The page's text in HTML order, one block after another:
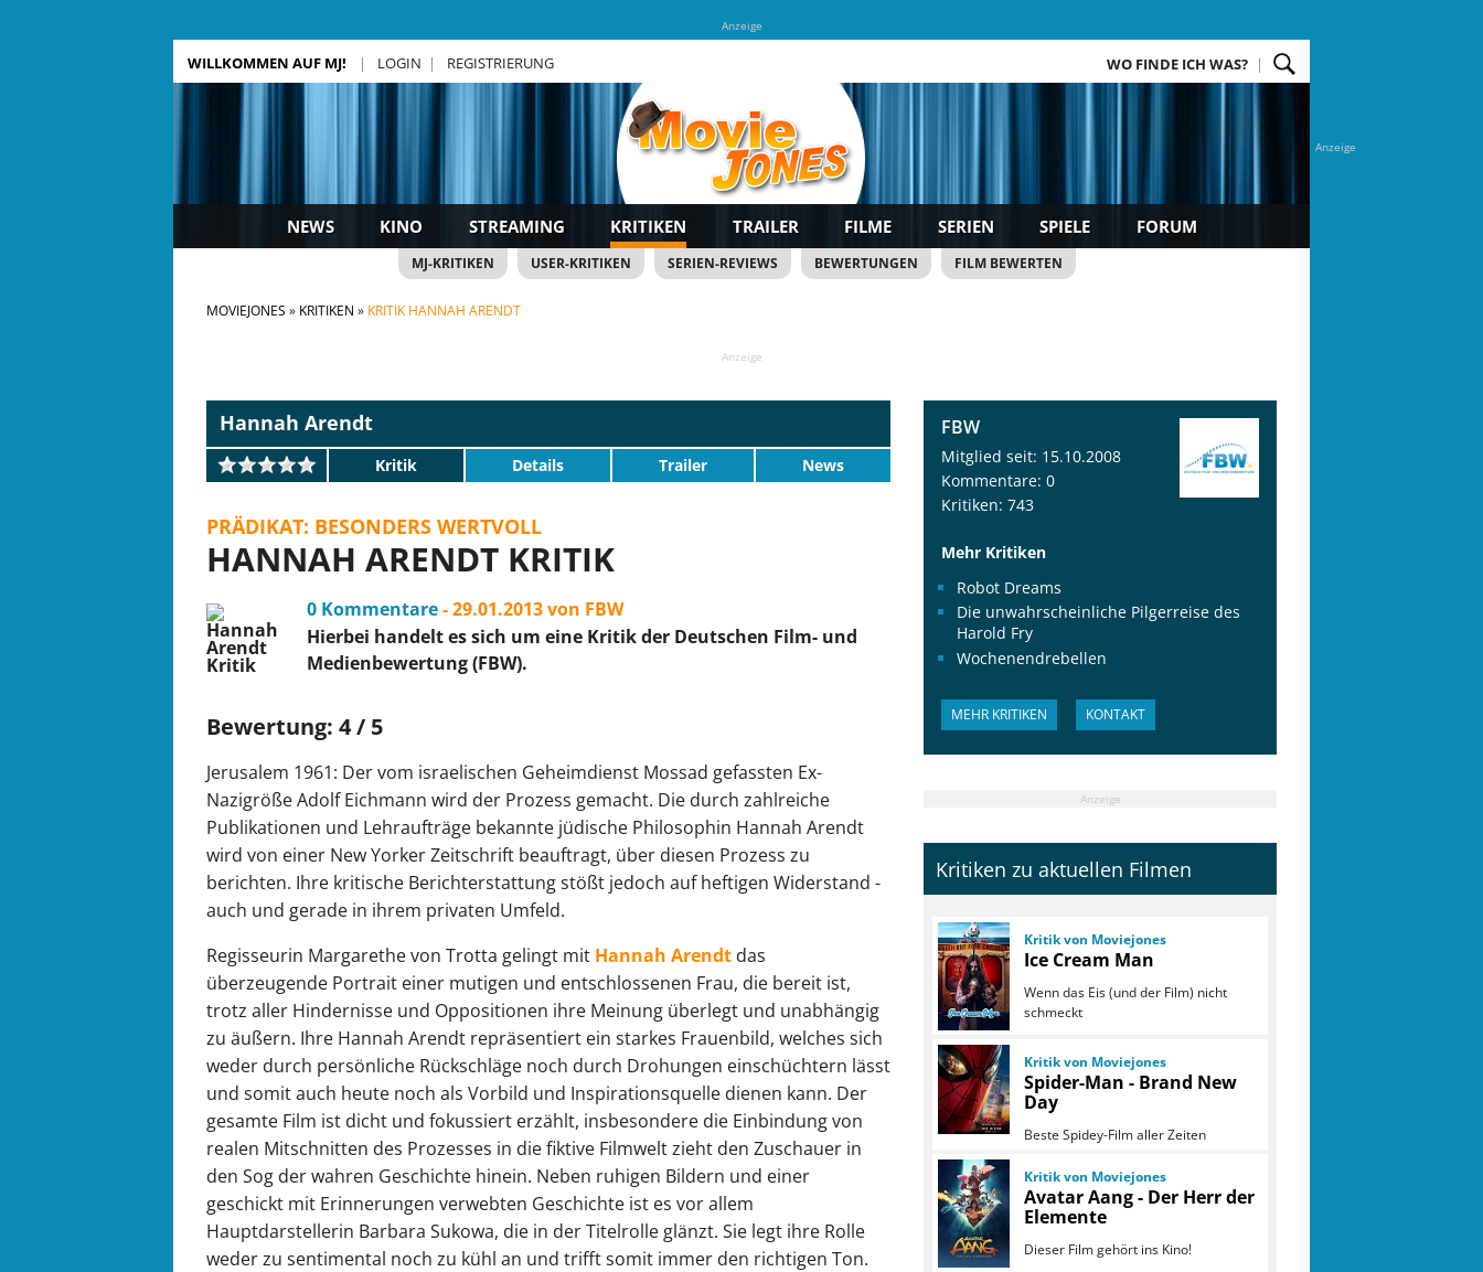
Anzeige
Anzeige
WILLKOMMEN AUF MJ! LOGIN REGISTRIERUNG WO FINDE ICH WAS?
NEWS KINO STREAMING KRITIKEN TRAILER FILME SERIEN SPIELE FORUM
MJ-KRITIKEN USER-KRITIKEN SERIEN-REVIEWS BEWERTUNGEN FILM BEWERTEN
MOVIEJONES KRITIKEN KRITIK HANNAH ARENDT
Anzeige
Hannah Arendt
Kritik Details Trailer News
PRÄDIKAT: BESONDERS WERTVOLL
HANNAH ARENDT KRITIK
0 Kommentare- 29.01.2013 von FBW
Hierbei handelt es sich um eine Kritik der Deutschen Film- und
Medienbewertung (FBW).
Bewertung: 4 / 5
Jerusalem 1961: Der vom israelischen Geheimdienst Mossad gefassten Ex-
Nazigröße Adolf Eichmann wird der Prozess gemacht. Die durch zahlreiche
Publikationen und Lehraufträge bekannte jüdische Philosophin Hannah Arendt
wird von einer New Yorker Zeitschrift beauftragt, über diesen Prozess zu
berichten. Ihre kritische Berichterstattung stößt jedoch auf heftigen Widerstand -
auch und gerade in ihrem privaten Umfeld.
Regisseurin Margarethe von Trotta gelingt mit Hannah Arendt das
überzeugende Portrait einer mutigen und entschlossenen Frau, die bereit ist,
trotz aller Hindernisse und Oppositionen ihre Meinung überlegt und unabhängig
zu äußern. Ihre Hannah Arendt repräsentiert ein starkes Frauenbild, welches sich
weder durch persönliche Rückschläge noch durch Drohungen einschüchtern lässt
und somit auch heute noch als Vorbild und Inspirationsquelle dienen kann. Der
gesamte Film ist dicht und fokussiert erzählt, insbesondere die Einbindung von
realen Mitschnitten des Prozesses in die fiktive Filmwelt zieht den Zuschauer in
den Sog der wahren Geschichte hinein. Neben ruhigen Bildern und einer
geschickt mit Erinnerungen verwebten Geschichte ist es vor allem
Hauptdarstellerin Barbara Sukowa, die in der Titelrolle glänzt. Sie legt ihre Rolle
weder zu sentimental noch zu kühl an und trifft somit immer den richtigen Ton.
FBW
Mitglied seit: 15.10.2008
Kommentare: 0
Kritiken: 743
Mehr Kritiken
Robot Dreams
Die unwahrscheinliche Pilgerreise des
Harold Fry
Wochenendrebellen
MEHR KRITIKEN KONTAKT
Anzeige
Kritiken zu aktuellen Filmen
Kritik von Moviejones
Ice Cream Man
Wenn das Eis (und der Film) nicht
schmeckt
Kritik von Moviejones
Spider-Man - Brand New
Day
Beste Spidey-Film aller Zeiten
Kritik von Moviejones
Avatar Aang - Der Herr der
Elemente
Dieser Film gehört ins Kino!